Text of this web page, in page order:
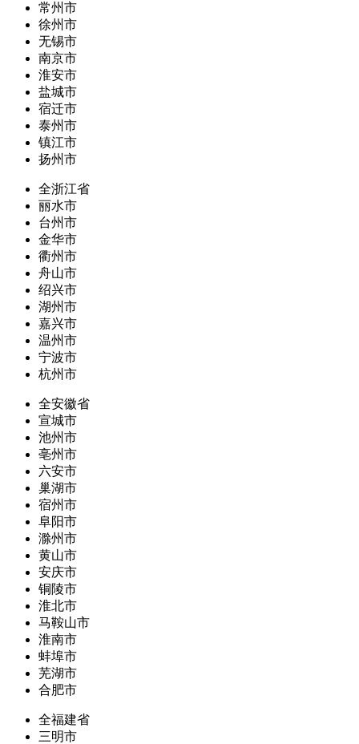
常州市
徐州市
无锡市
南京市
淮安市
盐城市
宿迁市
泰州市
镇江市
扬州市
全浙江省
丽水市
台州市
金华市
衢州市
舟山市
绍兴市
湖州市
嘉兴市
温州市
宁波市
杭州市
全安徽省
宣城市
池州市
亳州市
六安市
巢湖市
宿州市
阜阳市
滁州市
黄山市
安庆市
铜陵市
淮北市
马鞍山市
淮南市
蚌埠市
芜湖市
合肥市
全福建省
三明市